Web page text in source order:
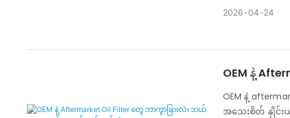
2026 04 24
OEM နဲ့
OEM နဲ့
အသေးစိတ် နှိုင်း